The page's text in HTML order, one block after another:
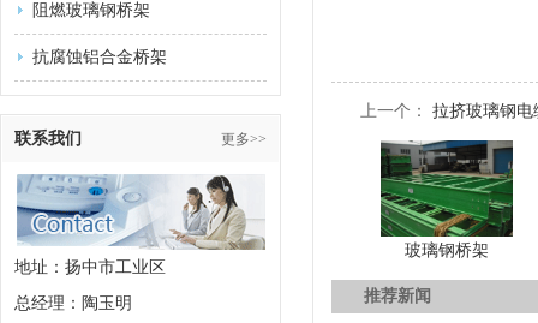
阻燃玻璃钢桥架
抗腐蚀铝合金桥架
联系我们 更多>>
地址：扬中市工业区
总经理：陶玉明
上一个： 拉挤玻璃钢电
玻璃钢桥架
推荐新闻